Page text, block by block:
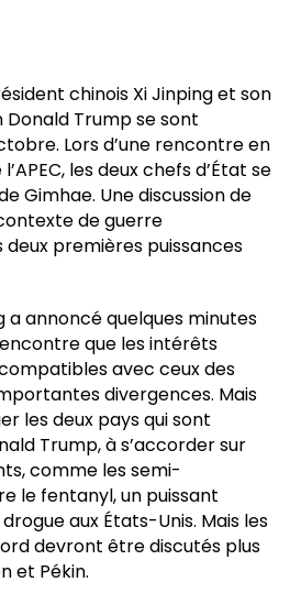
chinois Xi Jinping et son
Trump se sont
Lors d’une rencontre en
les deux chefs d’État se
Gimhae. Une discussion de
de guerre
premières puissances
a annoncé quelques minutes
que les intérêts
avec ceux des
divergences. Mais
les deux pays qui sont
Trump, à s’accorder sur
comme les semi-
le fentanyl, un puissant
aux États-Unis. Mais les
devront être discutés plus
et Pékin.